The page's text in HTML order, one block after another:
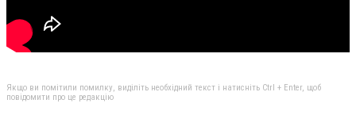
Якщо ви помітили помилку, виділіть необхідний текст і натисніть Ctrl + Enter, щоб
повідомити про це редакцію